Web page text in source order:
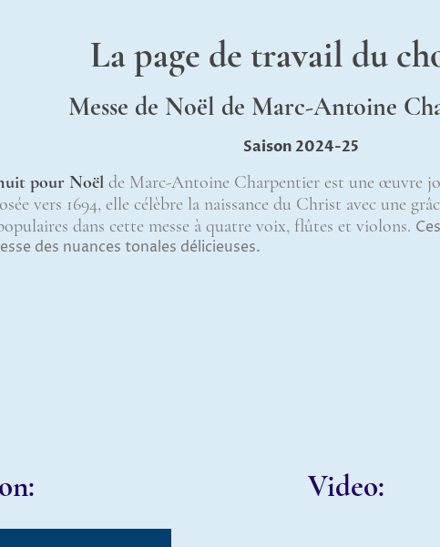
La page de travail du
Messe de Noël de Marc-Antoine
Saison 2024-25
pour Noël de Marc-Antoine Charpentier est une œuvre
vers 1694, elle célèbre la naissance du Christ avec une
dans cette messe à quatre voix, flûtes et violons.
des nuances tonales délicieuses.
Video: